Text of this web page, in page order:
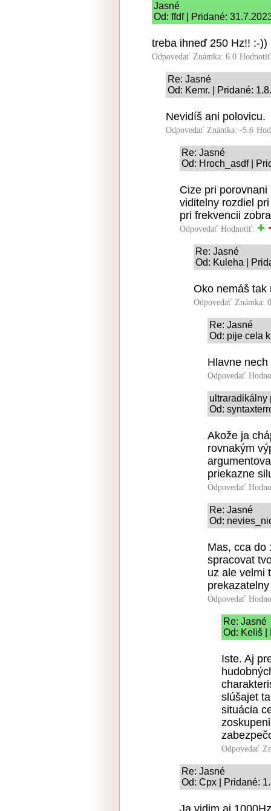
Jasné
Od: ffdf | Pridané:
treba ihneď 250 Hz!! :-))
Odpovedať Známka: 6.0
Re: Jasné
Od: Kemr. | Pridané:
Nevidíš ani polovicu.
Odpovedať Známka: -5.6
Re: Jasné
Od: Hroch_asdf |
Cize pri
viditelny rozdiel
pri frekvencii
Odpovedať Hodnotiť:
Re: Jasné
Od: Kuleha |
Oko nemáš tak
Odpovedať Známka:
Re: Jasné
Od: pije cela
Hlavne
Odpovedať
ultraradikálny
Od:
Akože ja
rovnakým
priekazne
Odpovedať
Re: Jasné
Od:
Mas, cca do
spracovat
uz ale velmi
Odpovedať
Re: Jasné
Od: Keliš |
Iste. Aj
slúšajet
situácia
Odpovedať
Re: Jasné
Od: Cpx | Pridané:
Ja vidim aj